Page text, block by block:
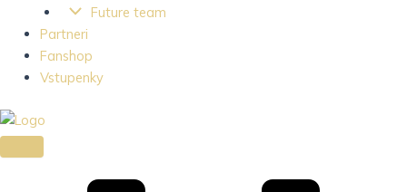
Future team
Partneri
Fanshop
Vstupenky